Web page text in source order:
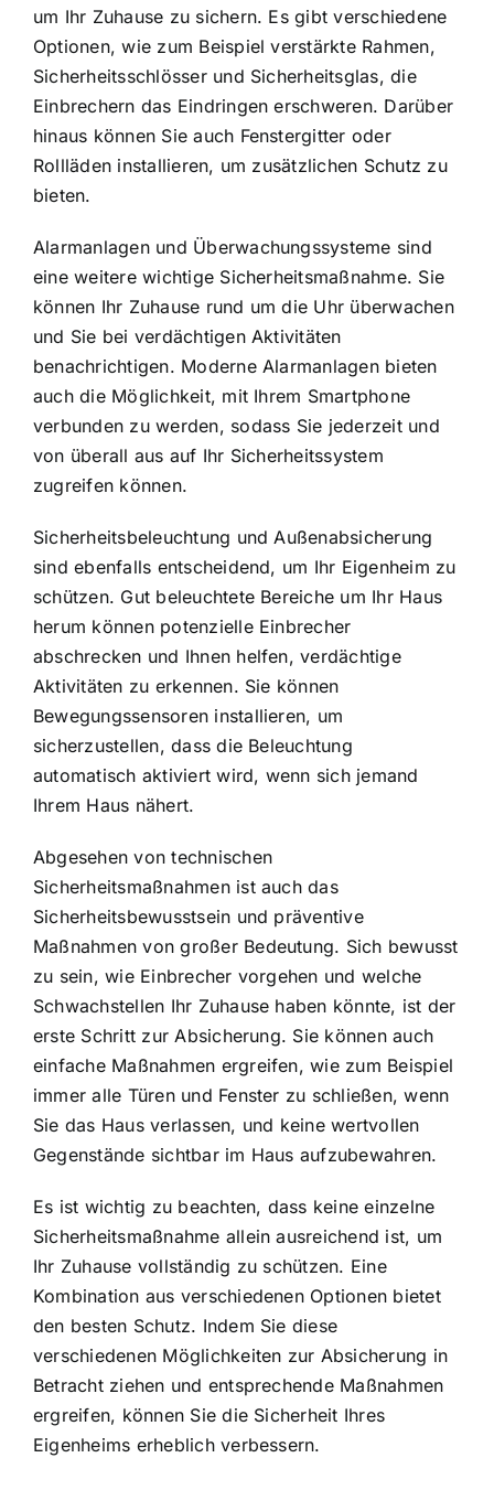
um Ihr Zuhause zu sichern. Es gibt verschiedene
Optionen, wie zum Beispiel verstärkte Rahmen,
Sicherheitsschlösser und Sicherheitsglas, die
Einbrechern das Eindringen erschweren. Darüber
hinaus können Sie auch Fenstergitter oder
Rollläden installieren, um zusätzlichen Schutz zu
bieten.
Alarmanlagen und Überwachungssysteme sind
eine weitere wichtige Sicherheitsmaßnahme. Sie
können Ihr Zuhause rund um die Uhr überwachen
und Sie bei verdächtigen Aktivitäten
benachrichtigen. Moderne Alarmanlagen bieten
auch die Möglichkeit, mit Ihrem Smartphone
verbunden zu werden, sodass Sie jederzeit und
von überall aus auf Ihr Sicherheitssystem
zugreifen können.
Sicherheitsbeleuchtung und Außenabsicherung
sind ebenfalls entscheidend, um Ihr Eigenheim zu
schützen. Gut beleuchtete Bereiche um Ihr Haus
herum können potenzielle Einbrecher
abschrecken und Ihnen helfen, verdächtige
Aktivitäten zu erkennen. Sie können
Bewegungssensoren installieren, um
sicherzustellen, dass die Beleuchtung
automatisch aktiviert wird, wenn sich jemand
Ihrem Haus nähert.
Abgesehen von technischen
Sicherheitsmaßnahmen ist auch das
Sicherheitsbewusstsein und präventive
Maßnahmen von großer Bedeutung. Sich bewusst
zu sein, wie Einbrecher vorgehen und welche
Schwachstellen Ihr Zuhause haben könnte, ist der
erste Schritt zur Absicherung. Sie können auch
einfache Maßnahmen ergreifen, wie zum Beispiel
immer alle Türen und Fenster zu schließen, wenn
Sie das Haus verlassen, und keine wertvollen
Gegenstände sichtbar im Haus aufzubewahren.
Es ist wichtig zu beachten, dass keine einzelne
Sicherheitsmaßnahme allein ausreichend ist, um
Ihr Zuhause vollständig zu schützen. Eine
Kombination aus verschiedenen Optionen bietet
den besten Schutz. Indem Sie diese
verschiedenen Möglichkeiten zur Absicherung in
Betracht ziehen und entsprechende Maßnahmen
ergreifen, können Sie die Sicherheit Ihres
Eigenheims erheblich verbessern.